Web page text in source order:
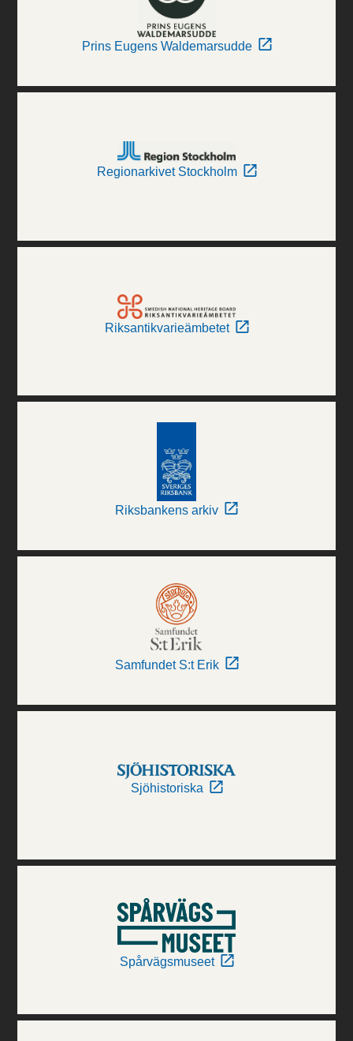
Prins Eugens Waldemarsudde
Regionarkivet Stockholm
Riksantikvarieämbetet
Riksbankens arkiv
Samfundet S:t Erik
Sjöhistoriska
Spårvägsmuseet